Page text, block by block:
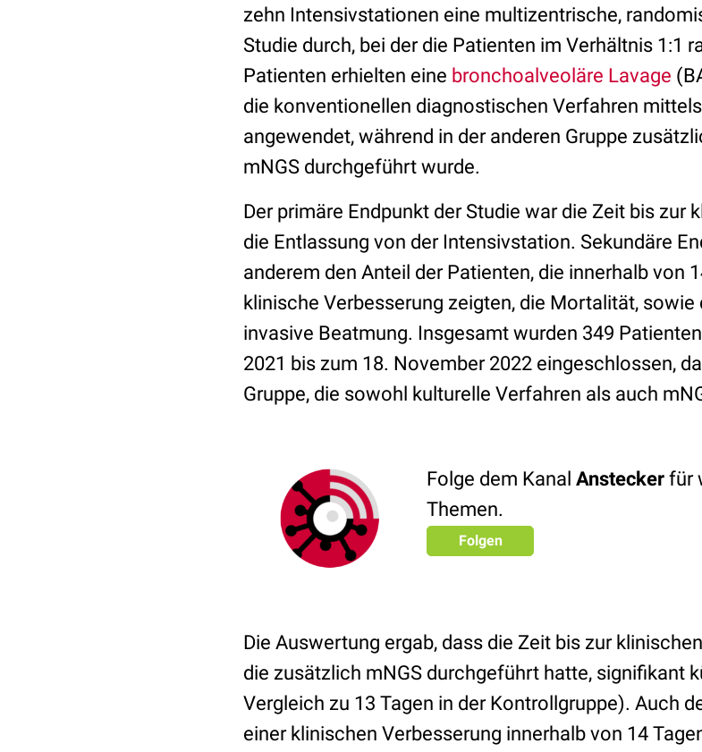
zehn Intensivstationen eine multizentrische,
Studie durch, bei der die Patienten im Verhältnis 1:1
Patienten erhielten eine bronchoalveoläre Lavage
die konventionellen diagnostischen Verfahren
angewendet, während in der anderen Gruppe
mNGS durchgeführt wurde.
Der primäre Endpunkt der Studie war die Zeit bis zur
die Entlassung von der Intensivstation. Sekundäre
anderem den Anteil der Patienten, die innerhalb von
klinische Verbesserung zeigten, die Mortalität, sowie
invasive Beatmung. Insgesamt wurden 349
2021 bis zum 18. November 2022 eingeschlossen,
Gruppe, die sowohl kulturelle Verfahren als auch
Folge dem Kanal Anstecker für
Themen.
Folgen
Die Auswertung ergab, dass die Zeit bis zur
die zusätzlich mNGS durchgeführt hatte, signifikant
Vergleich zu 13 Tagen in der Kontrollgruppe). Auch
einer klinischen Verbesserung innerhalb von 14